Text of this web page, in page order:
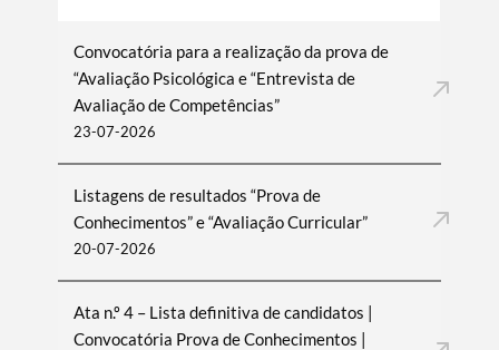
Convocatória para a realização da prova de
“Avaliação Psicológica e “Entrevista de
Avaliação de Competências”
23-07-2026
Listagens de resultados “Prova de
Conhecimentos” e “Avaliação Curricular”
20-07-2026
Ata n.º 4 – Lista definitiva de candidatos |
Convocatória Prova de Conhecimentos |